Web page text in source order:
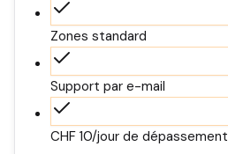
Zones standard
Support par e-mail
CHF 10/jour de dépassement